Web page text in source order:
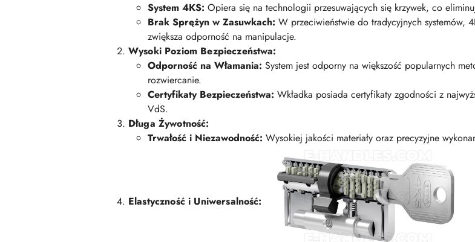
System 4KS: Opiera się na technologii przesuwających się krzywek, co
Brak Sprężyn w Zasuwkach: W przeciwieństwie do tradycyjnych systemów,
zwiększa odporność na manipulacje.
Wysoki Poziom Bezpieczeństwa:
Odporność na Włamania: System jest odporny na większość popularnych
rozwiercanie.
Certyfikaty Bezpieczeństwa: Wkładka posiada certyfikaty zgodności z
VdS.
Długa Żywotność:
Trwałość i Niezawodność: Wysokiej jakości materiały oraz precyzyjne
Elastyczność i Uniwersalność: